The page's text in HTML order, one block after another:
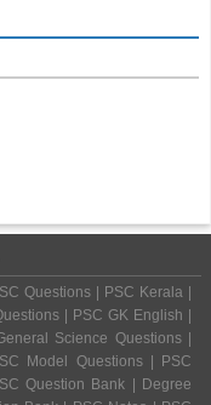
Questions | PSC Kerala |
| PSC GK English |
Science Questions |
Model Questions | PSC
Question Bank | Degree